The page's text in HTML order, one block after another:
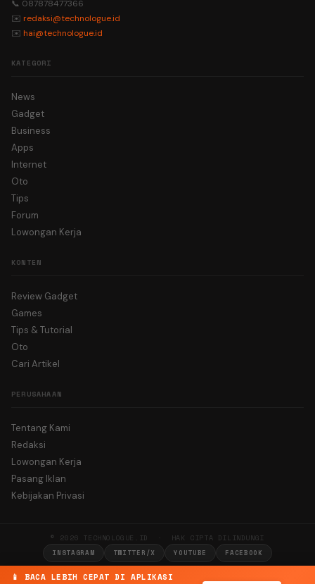
📱 BACA LEBIH CEPAT DI APLIKASI
📞 087878477366
✉️ redaksi@technologue.id
✉️ hai@technologue.id
KATEGORI
News
Gadget
Business
Apps
Internet
Oto
Tips
Forum
Lowongan Kerja
KONTEN
Review Gadget
Games
Tips & Tutorial
Oto
Cari Artikel
PERUSAHAAN
Tentang Kami
Redaksi
Lowongan Kerja
Pasang Iklan
Kebijakan Privasi
© 2026 TECHNOLOGUE.ID · HAK CIPTA DILINDUNGI
INSTAGRAM TWITTER/X YOUTUBE FACEBOOK